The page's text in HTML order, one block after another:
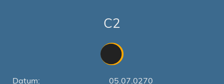
C2
Datum: 05.07.0270